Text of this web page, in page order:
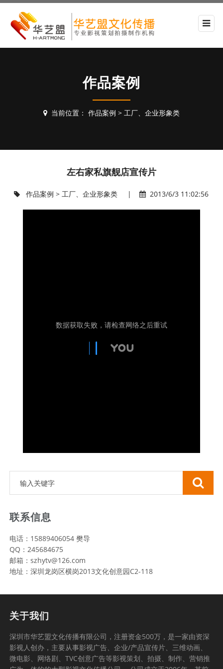
作品案例
当前位置： 作品案例 > 工厂、企业形象类
左右家私旗舰店宣传片
作品案例 >工厂、企业形象类 | 2013/6/3 11:02:56
联系信息
电话：15889406054 樊导
QQ：245684675
邮箱：szhytv@126.com
地址：深圳龙岗区横岗2013文化创意园C2-118
关于我们
深圳市华艺盟文化传播有限公司，注册资金500万，是一家由资深
影视人创办，主要从事影视广告、企业/产品宣传片、三维动画、
微电影、网络剧、TVC创意广告等影视策划、拍摄、制作、营销推